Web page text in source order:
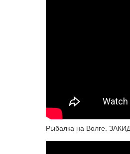
Рыбалка на Волге.